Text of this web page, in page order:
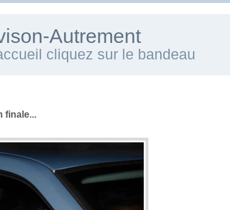
Autrement
cliquez sur le bandeau
finale...